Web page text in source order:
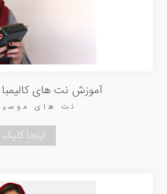
آموزش نت های کالیمبا
نت های
اینجا کلیک